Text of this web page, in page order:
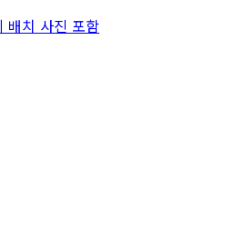
배치 사진 포함